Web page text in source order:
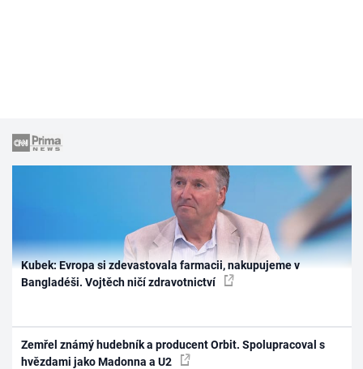
Kubek: Evropa si zdevastovala farmacii, nakupujeme v
Bangladéši. Vojtěch ničí zdravotnictví
Zemřel známý hudebník a producent Orbit. Spolupracoval s
hvězdami jako Madonna a U2